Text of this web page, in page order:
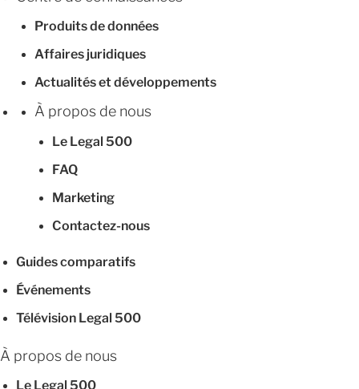
Produits de données
Affaires juridiques
Actualités et développements
À propos de nous
Le Legal 500
FAQ
Marketing
Contactez-nous
Guides comparatifs
Événements
Télévision Legal 500
À propos de nous
Le Legal 500